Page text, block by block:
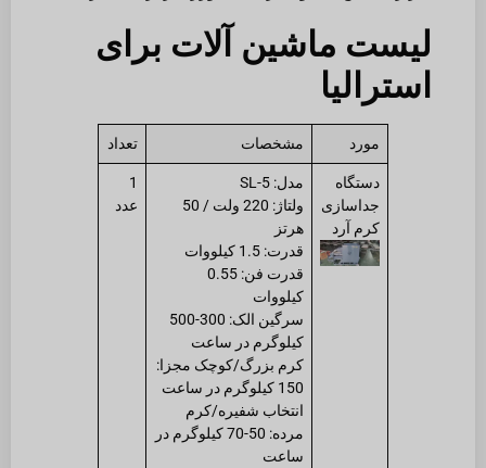
لیست ماشین آلات برای
استرالیا
مورد مشخصات تعداد
دستگاه
جداسازی
کرم آرد
مدل: SL-5
ولتاژ: 220 ولت / 50
هرتز
قدرت: 1.5 کیلووات
قدرت فن: 0.55
کیلووات
سرگین الک: 300-500
کیلوگرم در ساعت
کرم بزرگ/کوچک مجزا:
150 کیلوگرم در ساعت
انتخاب شفیره/کرم
مرده: 50-70 کیلوگرم در
ساعت
1
عدد